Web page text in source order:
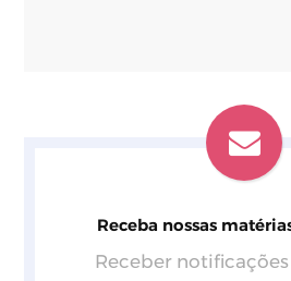
Receba nossas
Receber